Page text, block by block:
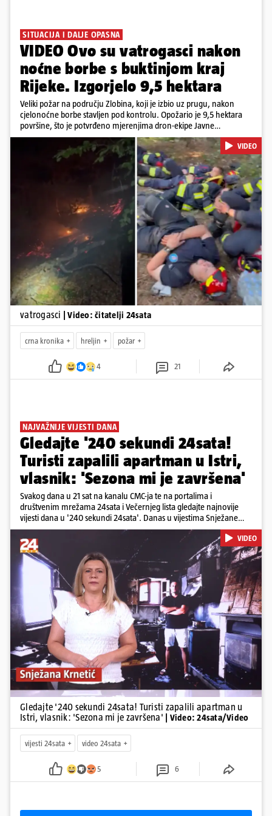
SITUACIJA I DALJE OPASNA
VIDEO Ovo su vatrogasci nakon
noćne borbe s buktinjom kraj
Rijeke. Izgorjelo 9,5 hektara
Veliki požar na području Zlobina, koji je izbio uz prugu, nakon
cjelonoćne borbe stavljen pod kontrolu. Opožario je 9,5 hektara
površine, što je potvrđeno mjerenjima dron-ekipe Javne
vatrogasne postrojbe grada Rijeke. Vatru je gasilo 55 ljudi sa 17
vozila te više DVD-ova i JVP Rijeka. Situacija je i dalje ozbiljna zbog
jakog vjetra koji povećava opasnost od razbuktavanja. Zato ostaju i
Pokretanje videa...
VIDEO
vatrogasci | Video: čitatelji 24sata
crna kronika hreljin požar
4 21
NAJVAŽNIJE VIJESTI DANA
Gledajte '240 sekundi 24sata!
Turisti zapalili apartman u Istri,
vlasnik: 'Sezona mi je završena'
Svakog dana u 21 sat na kanalu CMC-ja te na portalima i
društvenim mrežama 24sata i Večernjeg lista gledajte najnovije
vijesti dana u '240 sekundi 24sata'. Danas u vijestima Snježane
Krnetić: Turisti uništili apartman u Istri, 125 milijuna eura mogla bi
stajati sanacija otpada u Gospiću, u Osijeku pretukli nogometnog
suca, od utorka nove cijene goriva, rastu mirovine za 200 tisuća
branitelja...
Pokretanje videa...
VIDEO
Gledajte '240 sekundi 24sata! Turisti zapalili apartman u
Istri, vlasnik: 'Sezona mi je završena'
| Video: 24sata/Video
vijesti 24sata video 24sata
5 6